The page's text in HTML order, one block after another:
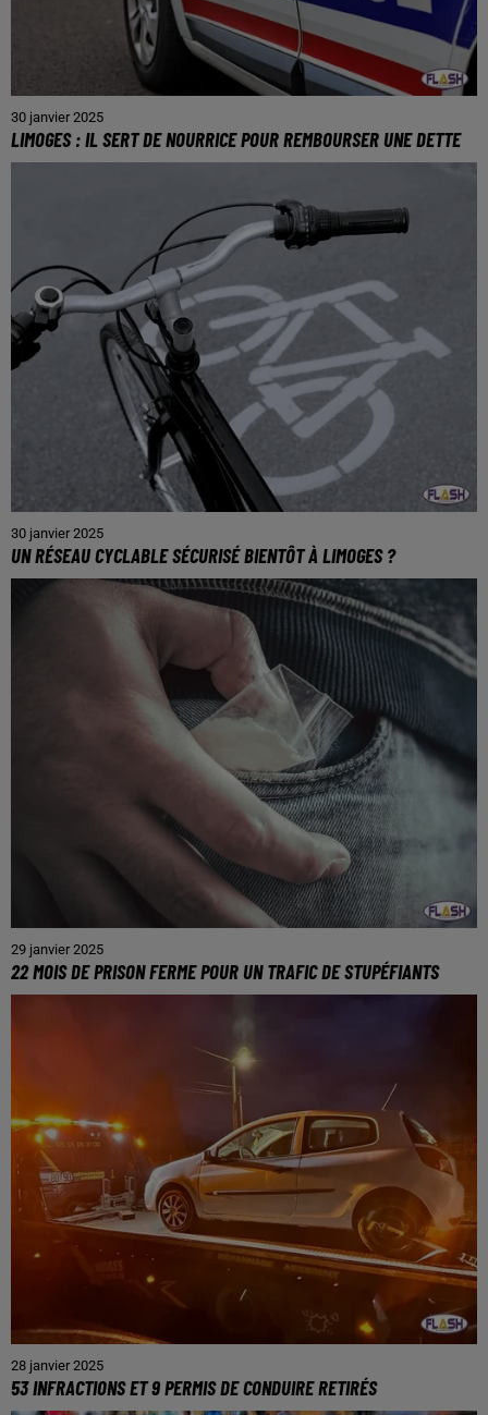
30 janvier 2025
LIMOGES : IL SERT DE NOURRICE POUR REMBOURSER UNE DETTE
30 janvier 2025
UN RÉSEAU CYCLABLE SÉCURISÉ BIENTÔT À LIMOGES ?
29 janvier 2025
22 MOIS DE PRISON FERME POUR UN TRAFIC DE STUPÉFIANTS
28 janvier 2025
53 INFRACTIONS ET 9 PERMIS DE CONDUIRE RETIRÉS